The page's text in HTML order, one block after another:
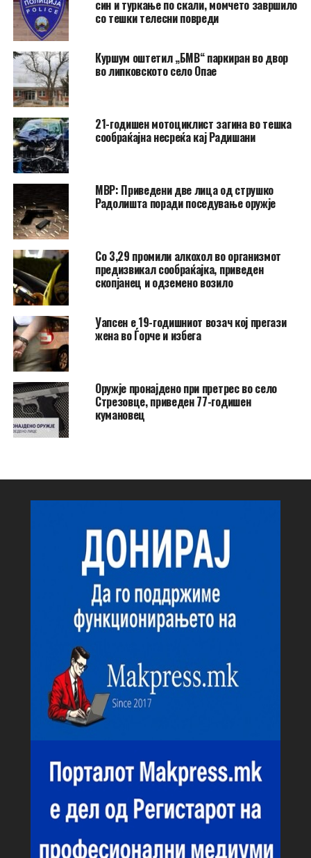
син и туркање по скали, момчето завршило
со тешки телесни повреди
Куршум оштетил „БМВ“ паркиран во двор
во липковското село Опае
21-годишен мотоциклист загина во тешка
сообраќајна несреќа кај Радишани
МВР: Приведени две лица од струшко
Радолишта поради поседување оружје
Со 3,29 промили алкохол во организмот
предизвикал сообраќајка, приведен
скопјанец и одземено возило
Уапсен е 19-годишниот возач кој прегази
жена во Ѓорче и избега
Оружје пронајдено при претрес во село
Стрезовце, приведен 77-годишен
кумановец